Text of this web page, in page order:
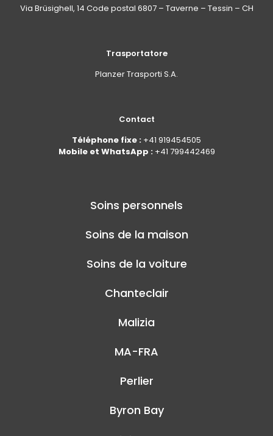
Via Brüsighell, 14 Code postal 6807 – Taverne – Tessin – CH
Trasportatore
Planzer Trasporti S.A.
Contact
Téléphone fixe : +41 919454505
Mobile et WhatsApp : +41 799442469
Soins personnels
Soins de la maison
Soins de la voiture
Chanteclair
Malizia
MA-FRA
Perlier
Byron Bay